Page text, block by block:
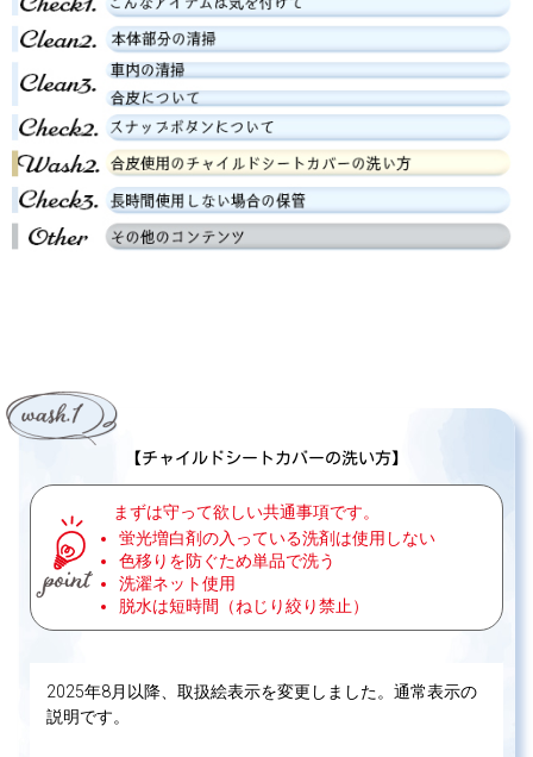
【チャイルドシートカバーの洗い方】
まずは守って欲しい共通事項です。
蛍光増白剤の入っている洗剤は使用しない
色移りを防ぐため単品で洗う
洗濯ネット使用
脱水は短時間（ねじり絞り禁止）
2025年8月以降、取扱絵表示を変更しました。通常表示の
説明です。